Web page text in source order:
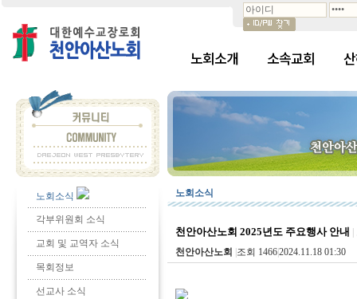
노회소개 소속교회
노회소식
각부위원회 소식
교회 및 교역자 소식
목회정보
선교사 소식
노회소식
천안아산노회 2025년도 주요행사 안내
천안아산노회
조회 14662024.11.18 01:30